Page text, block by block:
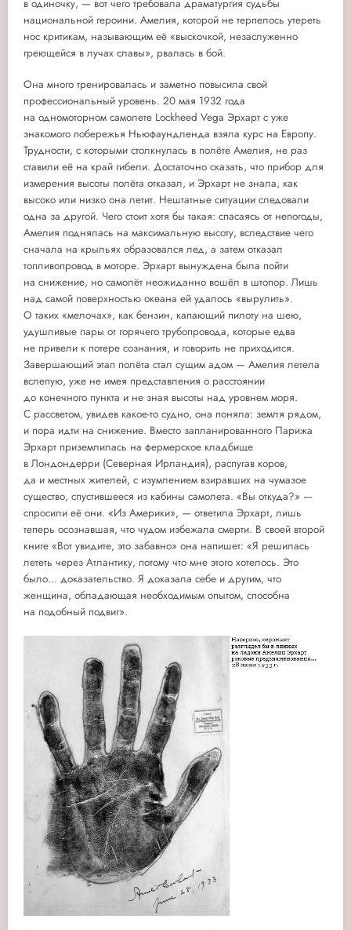
в одиночку, — вот чего требовала драматургия судьбы
национальной героини. Амелия, которой не терпелось утереть
нос критикам, называющим её «выскочкой, незаслуженно
греющейся в лучах славы», рвалась в бой.
Она много тренировалась и заметно повысила свой
профессиональный уровень. 20 мая 1932 года
на одномоторном самолете Lockheed Vega Эрхарт с уже
знакомого побережья Ньюфаундленда взяла курс на Европу.
Трудности, с которыми столкнулась в полёте Амелия, не раз
ставили её на край гибели. Достаточно сказать, что прибор для
измерения высоты полёта отказал, и Эрхарт не знала, как
высоко или низко она летит. Нештатные ситуации следовали
одна за другой. Чего стоит хотя бы такая: спасаясь от непогоды,
Амелия поднялась на максимальную высоту, вследствие чего
сначала на крыльях образовался лед, а затем отказал
топливопровод в моторе. Эрхарт вынуждена была пойти
на снижение, но самолёт неожиданно вошёл в штопор. Лишь
над самой поверхностью океана ей удалось «вырулить».
О таких «мелочах», как бензин, капающий пилоту на шею,
удушливые пары от горячего трубопровода, которые едва
не привели к потере сознания, и говорить не приходится.
Завершающий этап полёта стал сущим адом — Амелия летела
вслепую, уже не имея представления о расстоянии
до конечного пункта и не зная высоты над уровнем моря.
С рассветом, увидев какое-то судно, она поняла: земля рядом,
и пора идти на снижение. Вместо запланированного Парижа
Эрхарт приземлилась на фермерское кладбище
в Лондондерри (Северная Ирландия), распугав коров,
да и местных жителей, с изумлением взиравших на чумазое
существо, спустившееся из кабины самолета. «Вы откуда?» —
спросили её они. «Из Америки», — ответила Эрхарт, лишь
теперь осознавшая, что чудом избежала смерти. В своей второй
книге «Вот увидите, это забавно» она напишет: «Я решилась
лететь через Атлантику, потому что мне этого хотелось. Это
было... доказательство. Я доказала себе и другим, что
женщина, обладающая необходимым опытом, способна
на подобный подвиг».